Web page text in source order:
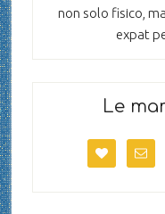
non solo fisico,
expat
Le